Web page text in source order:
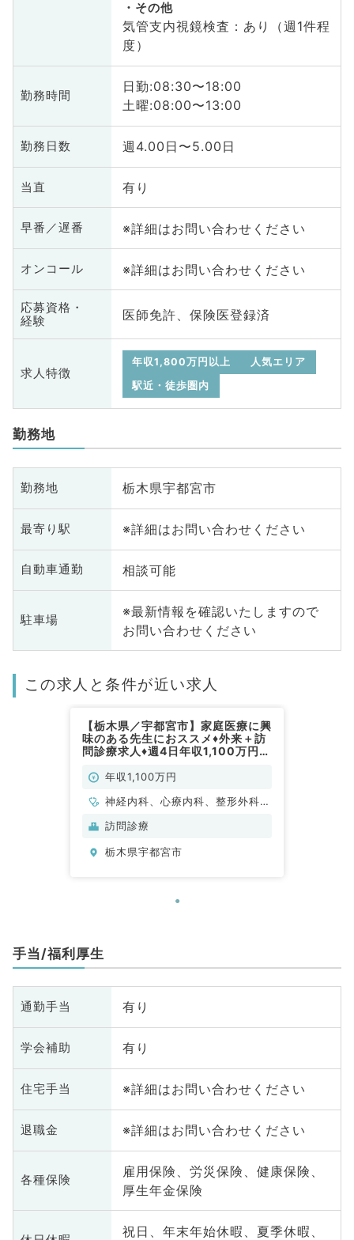
その他
気管支内視鏡検査：あり（週1件程
度）
勤務時間
日勤:08:30〜18:00
土曜:08:00〜13:00
勤務日数 週4.00日〜5.00日
当直 有り
早番／遅番 ※詳細はお問い合わせください
オンコール ※詳細はお問い合わせください
応募資格・
経験
医師免許、保険医登録済
求人特徴
年収1,800万円以上
人気エリア
駅近・徒歩圏内
勤務地
勤務地 栃木県宇都宮市
最寄り駅 ※詳細はお問い合わせください
自動車通勤 相談可能
駐車場
※最新情報を確認いたしますので
お問い合わせください
この求人と条件が近い求人
【栃木県／宇都宮市】家庭医療に興
味のある先生におススメ♦外来＋訪
問診療求人♦週4日年収1,100万円～
常勤）年収1,100万円
神経内科、心療内科、整形外科、
形成外科、美容外科、脳神経外
小児外科、泌尿器科、一般内科、
腸・肛門外科、脊髄・脊椎外科
訪問診療
栃木県宇都宮市
手当/福利厚生
通勤手当 有り
学会補助 有り
住宅手当 ※詳細はお問い合わせください
退職金 ※詳細はお問い合わせください
各種保険
雇用保険、労災保険、健康保険、
厚生年金保険
祝日、年末年始休暇、夏季休暇、